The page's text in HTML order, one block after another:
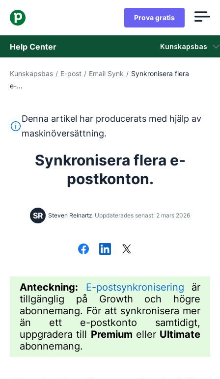
Prova gratis
Help Center Kunskapsbas
Kunskapsbas
Kontaka kundtjänst
Kunskapsbas / E-post / Email Synk / Synkronisera flera
e-...
Denna text har översatts från engelska med hjälp av
Denna artikel har producerats med hjälp av
maskinöversättning.
Synkronisera flera e-
postkonton.
SR Steven Reinartz Uppdaterades senast: 2 mars 2026
Anteckning: E-postsynkronisering är
tillgänglig på Growth och högre
abonnemang. För att synkronisera mer
än ett e-postkonto samtidigt,
uppgradera till Premium eller Ultimate
abonnemang.